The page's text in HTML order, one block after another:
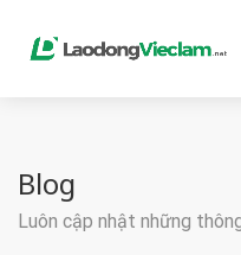
Blog
Luôn cập nhật những